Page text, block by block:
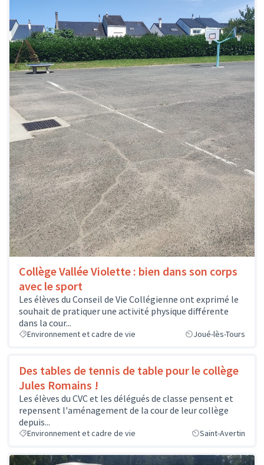
Collège Vallée Violette : bien dans son corps
avec le sport
Les élèves du Conseil de Vie Collégienne ont exprimé le
souhait de pratiquer une activité physique différente
dans la cour...
Environnement et cadre de vie Joué-lès-Tours
Des tables de tennis de table pour le collège
Jules Romains !
Les élèves du CVC et les délégués de classe pensent et
repensent l'aménagement de la cour de leur collège
depuis...
Environnement et cadre de vie Saint-Avertin